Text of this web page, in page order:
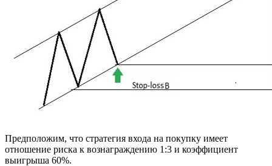
Предположим, что стратегия входа на покупку имеет
отношение риска к вознаграждению 1:3 и коэффициент
выигрыша 60%.